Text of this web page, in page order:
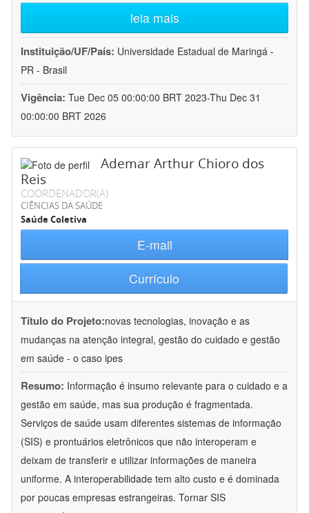
leia mais
Instituição/UF/País: Universidade Estadual de Maringá -
PR - Brasil
Vigência: Tue Dec 05 00:00:00 BRT 2023-Thu Dec 31
00:00:00 BRT 2026
Ademar Arthur Chioro dos
Reis
COORDENADOR(A)
CIÊNCIAS DA SAÚDE
Saúde Coletiva
E-mail
Currículo
Título do Projeto:novas tecnologias, inovação e as
mudanças na atenção integral, gestão do cuidado e gestão
em saúde - o caso ipes
Resumo: Informação é insumo relevante para o cuidado e a
gestão em saúde, mas sua produção é fragmentada.
Serviços de saúde usam diferentes sistemas de informação
(SIS) e prontuários eletrônicos que não interoperam e
deixam de transferir e utilizar informações de maneira
uniforme. A interoperabilidade tem alto custo e é dominada
por poucas empresas estrangeiras. Tornar SIS